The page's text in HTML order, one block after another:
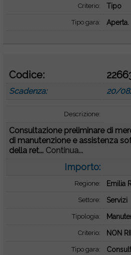
Criterio: Tipo
Tipo gara: Aperta.
Codice:
Scadenza: 20/
Descrizione:
Consultazione preliminare di
di manutenzione e assistenza
della ret... Continua...
Importo:
Regione: Emilia
Settore: Servizi
Tipologia:
Criterio: NON
Tipo gara: